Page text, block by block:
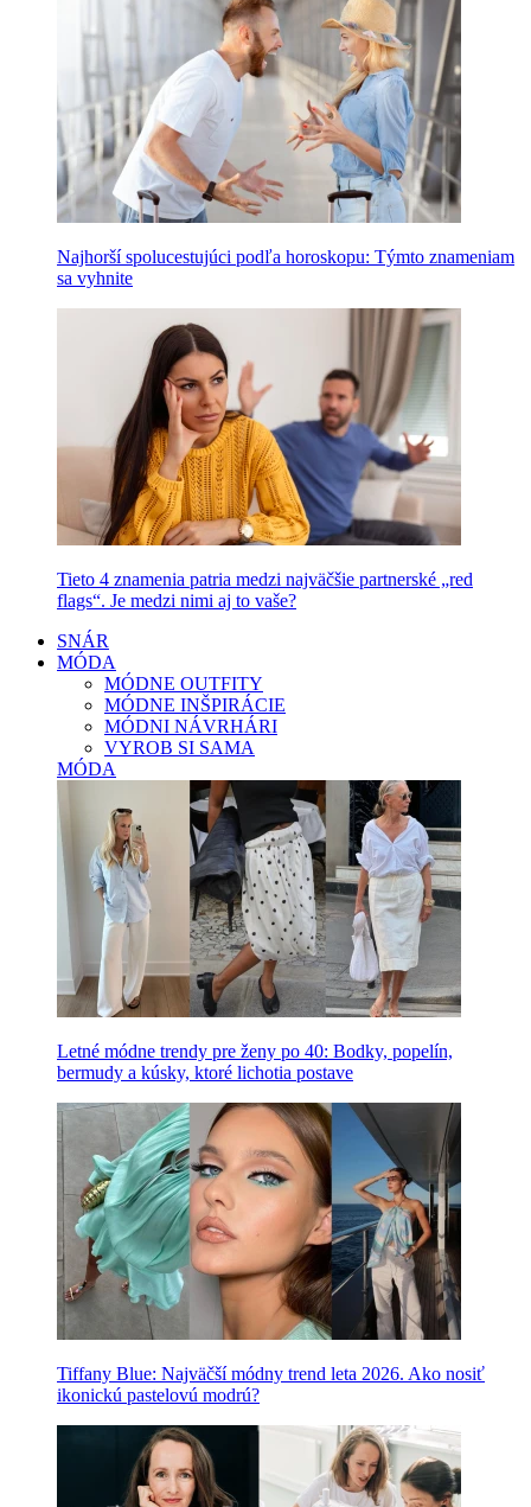
Najhorší spolucestujúci podľa horoskopu: Týmto znameniam
sa vyhnite
Tieto 4 znamenia patria medzi najväčšie partnerské „red
flags“. Je medzi nimi aj to vaše?
SNÁR
MÓDA
MÓDNE OUTFITY
MÓDNE INŠPIRÁCIE
MÓDNI NÁVRHÁRI
VYROB SI SAMA
MÓDA
Letné módne trendy pre ženy po 40: Bodky, popelín,
bermudy a kúsky, ktoré lichotia postave
Tiffany Blue: Najväčší módny trend leta 2026. Ako nosiť
ikonickú pastelovú modrú?